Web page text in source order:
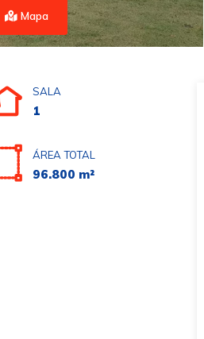
Mapa
SALA
1
ÁREA TOTAL
96.800 m²